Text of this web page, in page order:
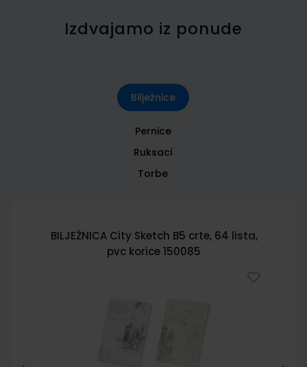
Izdvajamo iz ponude
Bilježnice
Pernice
Ruksaci
Torbe
BILJEŽNICA City Sketch B5 crte, 64 lista,
pvc korice 150085